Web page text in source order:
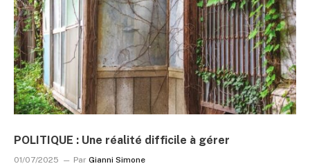
POLITIQUE : Une réalité difficile à gérer
01/07/2025 Par Gianni Simone